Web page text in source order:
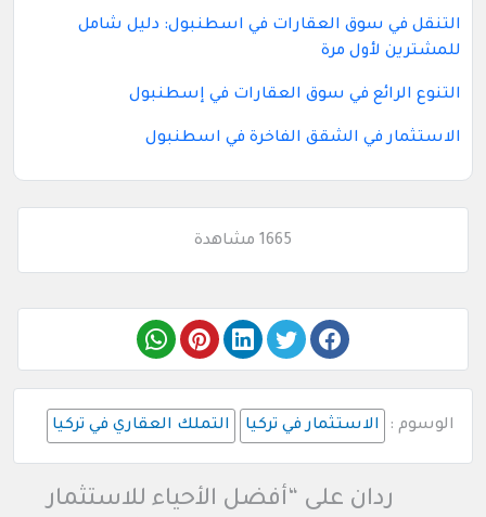
التنقل في سوق العقارات في اسطنبول: دليل شامل
للمشترين لأول مرة
التنوع الرائع في سوق العقارات في إسطنبول
الاستثمار في الشقق الفاخرة في اسطنبول
1665 مشاهدة
الوسوم : الاستثمار في تركيا التملك العقاري في تركيا
ردان على “أفضل الأحياء للاستثمار